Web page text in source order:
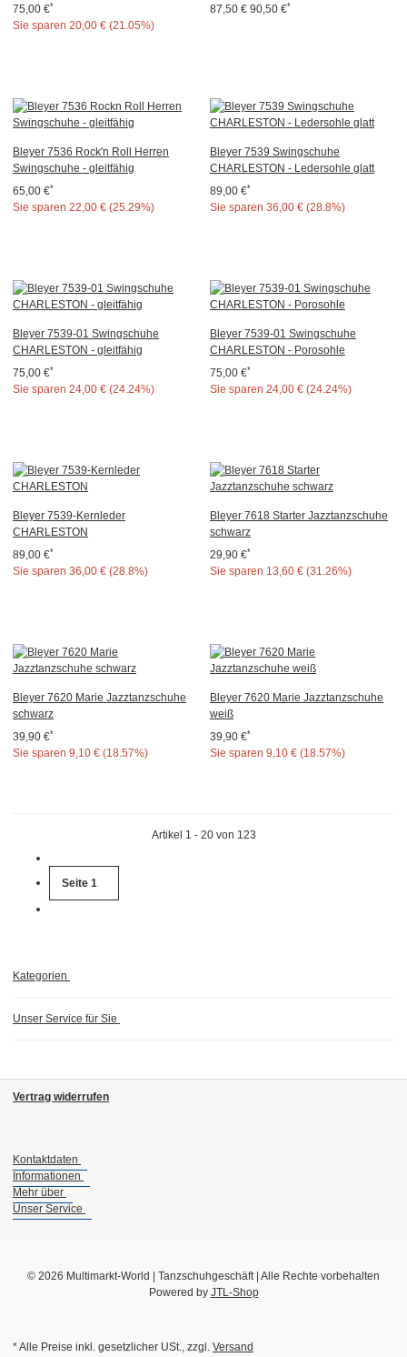
75,00 €*
Sie sparen 20,00 € (21.05%)
87,50 € 90,50 €*
Bleyer 7536 Rock'n Roll Herren
Swingschuhe - gleitfähig
65,00 €*
Sie sparen 22,00 € (25.29%)
Bleyer 7539 Swingschuhe
CHARLESTON - Ledersohle glatt
89,00 €*
Sie sparen 36,00 € (28.8%)
Bleyer 7539-01 Swingschuhe
CHARLESTON - gleitfähig
75,00 €*
Sie sparen 24,00 € (24.24%)
Bleyer 7539-01 Swingschuhe
CHARLESTON - Porosohle
75,00 €*
Sie sparen 24,00 € (24.24%)
Bleyer 7539-Kernleder
CHARLESTON
89,00 €*
Sie sparen 36,00 € (28.8%)
Bleyer 7618 Starter Jazztanzschuhe
schwarz
29,90 €*
Sie sparen 13,60 € (31.26%)
Bleyer 7620 Marie Jazztanzschuhe
schwarz
39,90 €*
Sie sparen 9,10 € (18.57%)
Bleyer 7620 Marie Jazztanzschuhe
weiß
39,90 €*
Sie sparen 9,10 € (18.57%)
Artikel 1 - 20 von 123
Seite 1
Kategorien
Unser Service für Sie
Vertrag widerrufen
Kontaktdaten
Informationen
Mehr über
Unser Service
© 2026 Multimarkt-World | Tanzschuhgeschäft | Alle Rechte vorbehalten
Powered by JTL-Shop
* Alle Preise inkl. gesetzlicher USt., zzgl. Versand